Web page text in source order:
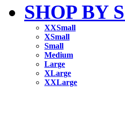
SHOP BY
XXSmall
XSmall
Small
Medium
Large
XLarge
XXLarge